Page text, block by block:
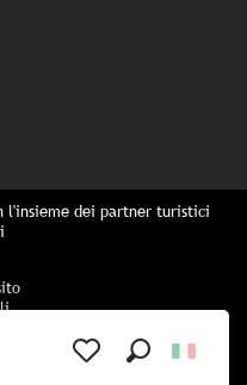
l'insieme dei partner turistici